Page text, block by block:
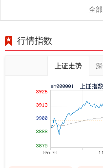
全
行情指数
上证走势